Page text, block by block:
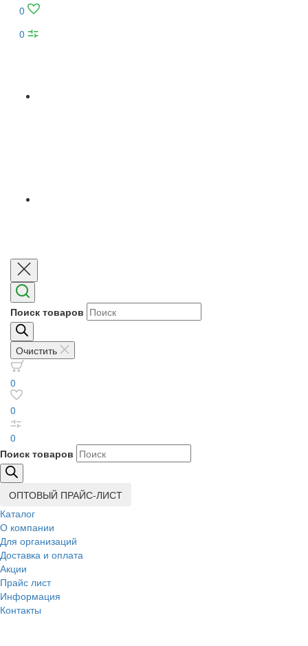
0
0
Поиск товаров
Очистить
0
0
0
Поиск товаров
ОПТОВЫЙ ПРАЙС-ЛИСТ
Каталог
О компании
Для организаций
Доставка и оплата
Акции
Прайс лист
Информация
Контакты